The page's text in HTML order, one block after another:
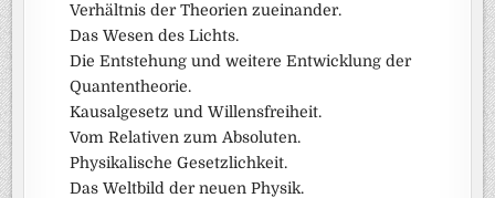
Verhältnis der Theorien zueinander.
Das Wesen des Lichts.
Die Entstehung und weitere Entwicklung der
Quantentheorie.
Kausalgesetz und Willensfreiheit.
Vom Relativen zum Absoluten.
Physikalische Gesetzlichkeit.
Das Weltbild der neuen Physik.